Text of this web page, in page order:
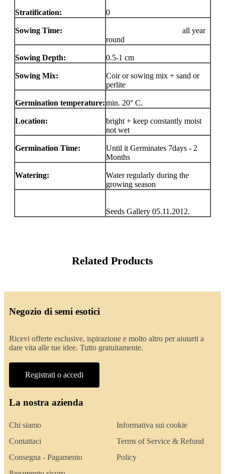
Stratification: 0
Sowing Time:
all year
round
Sowing Depth: 0.5-1 cm
Sowing Mix:
Coir or sowing mix + sand or
perlite
Germination temperature:min. 20° C.
Location:
bright + keep constantly moist
not wet
Germination Time:
Until it Germinates 7days - 2
Months
Watering:
Water regularly during the
growing season
Seeds Gallery 05.11.2012.
Related Products
Negozio di semi esotici
Ricevi offerte esclusive, ispirazione e molto altro per aiutarti a
dare vita alle tue idee. Tutto gratuitamente.
Registrati o accedi
La nostra azienda
Chi siamo
Contattaci
Consegna - Pagamento
Informativa sui cookie
Terms of Service & Refund
Policy